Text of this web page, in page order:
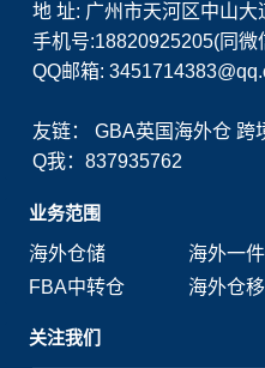
地 址: 广州市天河区中山
手机号:18820925205(同微
QQ邮箱:
友链：GBA英国海外仓 跨
Q我：837935762
业务范围
海外仓储
海外一
FBA中转仓
海外仓
关注我们